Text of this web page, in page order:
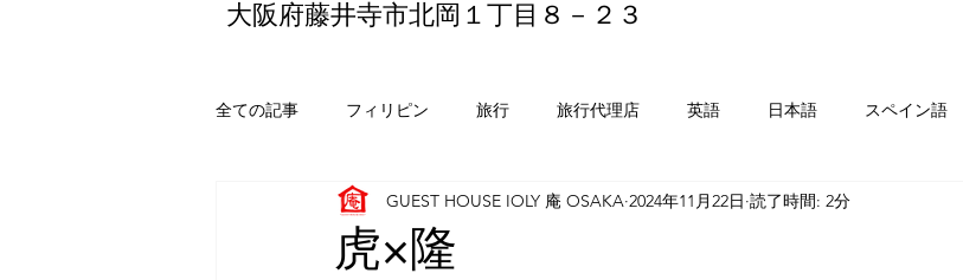
大阪府藤井寺市北岡１丁目８－２３
全ての記事 フィリピン 旅行 旅行代理店 英語 日本語 スペイン語
ゲストハウス 松原 香港 はびきのコロセアム 東京 横浜
虎×隆
GUEST HOUSE IOLY 庵 OSAKA 2024年11月22日 読了時間: 2分